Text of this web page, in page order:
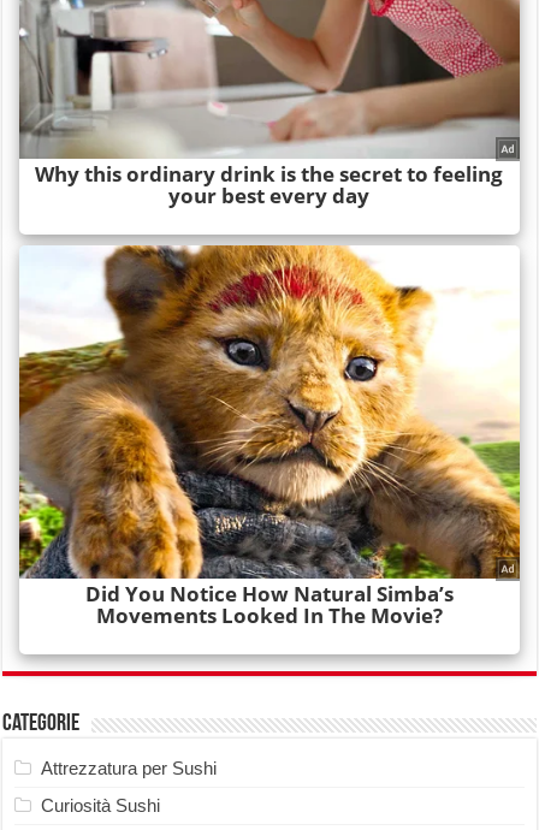
Categorie
Attrezzatura per Sushi
Curiosità Sushi